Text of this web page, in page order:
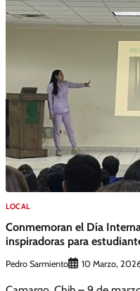
LOCAL
Conmemoran el Día
inspiradoras para
Pedro Sarmiento 10 Marzo,